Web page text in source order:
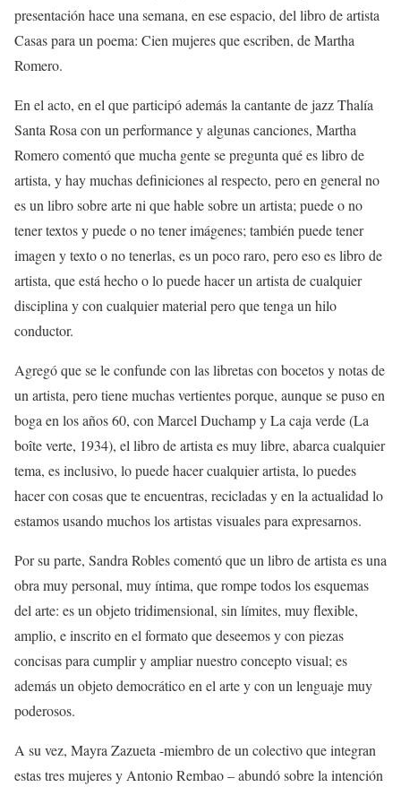
presentación hace una semana, en ese espacio, del librode artista
Casas para un poema: Cien mujeres que escriben, deMartha
Romero.
En el acto, en el que participó además la cantante de jazz Thalía
Santa Rosa con un performancey algunas canciones, Martha
Romero comentó que mucha gente se pregunta qué es libro de
artista, y hay muchas definiciones al respecto, pero en general no
es un libro sobre arte ni que hable sobre un artista; puede o no
tener textos y puede o no tener imágenes; también puede tener
imagen y texto o no tenerlas, es un pocoraro, pero eso es libro de
artista, que está hecho o lo puede hacer un artista de cualquier
disciplina y con cualquier material pero que tenga un hilo
conductor.
Agregó que se le confunde con las libretas con bocetos y notas de
un artista, pero tiene muchas vertientes porque, aunque se puso en
boga en los años 60, con Marcel Duchamp yLa caja verde(La
boîte verte, 1934), el libro de artista es muy libre, abarca cualquier
tema, esinclusivo, lo puede hacercualquierartista, lo puedes
hacer con cosas que teencuentras, recicladas yen la actualidad lo
estamos usandomuchoslos artistas visuales para expresarnos.
Por su parte, Sandra Roblescomentóqueun libro deartista es una
obra muy personal, muyíntima, querompetodos los esquemas
del arte: es un objetotridimensional, sin límites, muyflexible,
amplio, einscrito en el formato que deseemosycon piezas
concisas para cumplir yampliarnuestro conceptovisual; es
ademásun objetodemocráticoen el arte ycon un lenguaje muy
poderosos.
A su vez, Mayra Zazueta -miembro de un colectivo que integran
estas tres mujeres y Antonio Rembao– abundó sobre la intención